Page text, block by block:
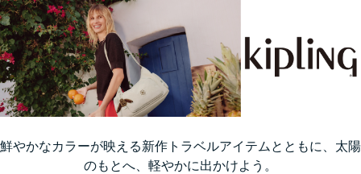
鮮やかなカラーが映える新作トラベルアイテムとともに、太陽
のもとへ、軽やかに出かけよう。